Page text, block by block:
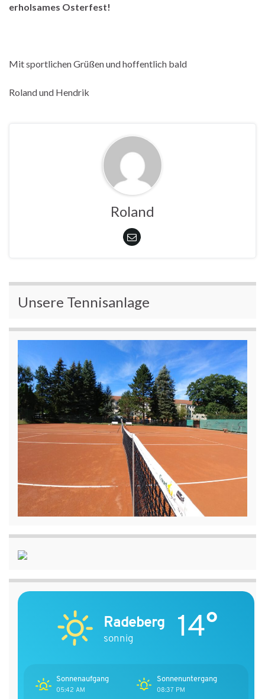
erholsames Osterfest!
Mit sportlichen Grüßen und hoffentlich bald
Roland und Hendrik
Roland
Unsere Tennisanlage
Radeberg
sonnig 14°
Sonnenaufgang
05:42 AM
Sonnenuntergang
08:37 PM